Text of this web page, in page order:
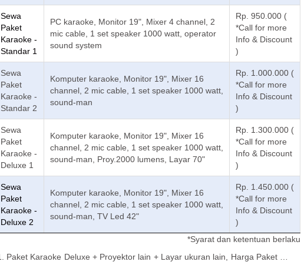
Sewa
Paket
Karaoke -
Standar 1
PC karaoke, Monitor 19", Mixer 4 channel, 2
mic cable, 1 set speaker 1000 watt, operator
sound system
Rp. 950.000 (
*Call for more
Info & Discount
)
Sewa
Paket
Karaoke -
Standar 2
Komputer karaoke, Monitor 19", Mixer 16
channel, 2 mic cable, 1 set speaker 1000 watt,
sound-man
Rp. 1.000.000 (
*Call for more
Info & Discount
)
Sewa
Paket
Karaoke -
Deluxe 1
Komputer karaoke, Monitor 19", Mixer 16
channel, 2 mic cable, 1 set speaker 1000 watt,
sound-man, Proy.2000 lumens, Layar 70"
Rp. 1.300.000 (
*Call for more
Info & Discount
)
Sewa
Paket
Karaoke -
Deluxe 2
Komputer karaoke, Monitor 19", Mixer 16
channel, 2 mic cable, 1 set speaker 1000 watt,
sound-man, TV Led 42"
Rp. 1.450.000 (
*Call for more
Info & Discount
)
*Syarat dan ketentuan berlaku
Paket Karaoke Deluxe + Proyektor lain + Layar ukuran lain, Harga Paket …